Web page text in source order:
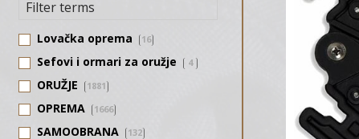
Lovačka oprema 16
Sefovi i ormari za oružje 4
ORUŽJE 1881
OPREMA 1666
SAMOOBRANA 132